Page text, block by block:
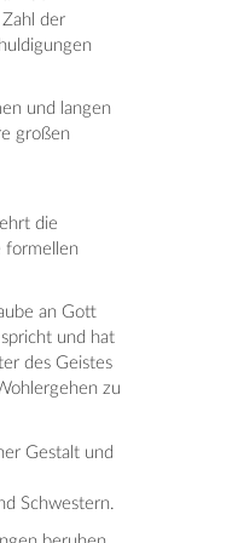
der
und langen
großen
die
formellen
an Gott
und hat
des Geistes
zu
Gestalt und
Schwestern.